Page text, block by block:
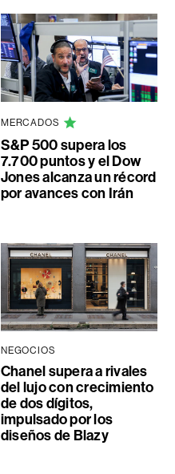
MERCADOS
S&P 500 supera los
7.700 puntos y el Dow
Jones alcanza un récord
por avances con Irán
NEGOCIOS
Chanel supera a rivales
del lujo con crecimiento
de dos dígitos,
impulsado por los
diseños de Blazy